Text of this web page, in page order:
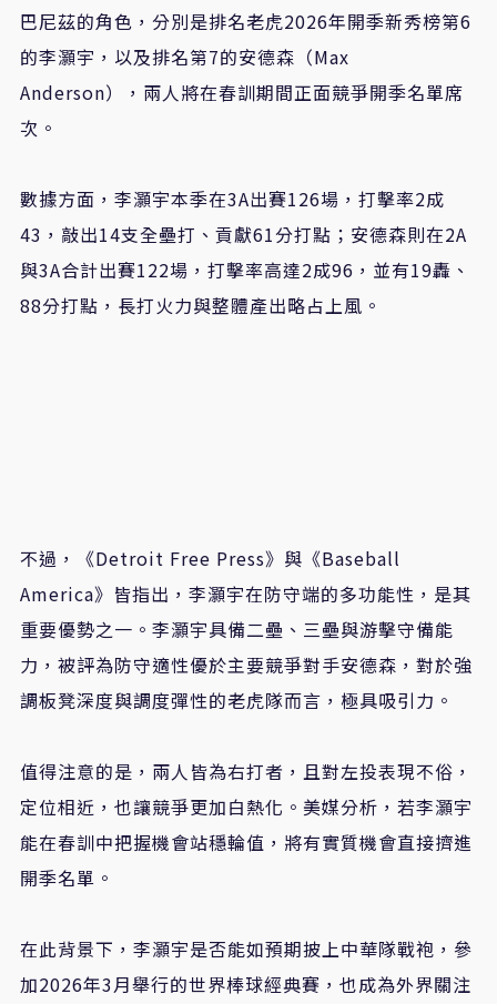
巴尼茲的角色，分別是排名老虎2026年開季新秀榜第6
的李灝宇，以及排名第7的安德森（Max
Anderson），兩人將在春訓期間正面競爭開季名單席
次。
數據方面，李灝宇本季在3A出賽126場，打擊率2成
43，敲出14支全壘打、貢獻61分打點；安德森則在2A
與3A合計出賽122場，打擊率高達2成96，並有19轟、
88分打點，長打火力與整體產出略占上風。
不過，《Detroit Free Press》與《Baseball
America》皆指出，李灝宇在防守端的多功能性，是其
重要優勢之一。李灝宇具備二壘、三壘與游擊守備能
力，被評為防守適性優於主要競爭對手安德森，對於強
調板凳深度與調度彈性的老虎隊而言，極具吸引力。
值得注意的是，兩人皆為右打者，且對左投表現不俗，
定位相近，也讓競爭更加白熱化。美媒分析，若李灝宇
能在春訓中把握機會站穩輪值，將有實質機會直接擠進
開季名單。
在此背景下，李灝宇是否能如預期披上中華隊戰袍，參
加2026年3月舉行的世界棒球經典賽，也成為外界關注